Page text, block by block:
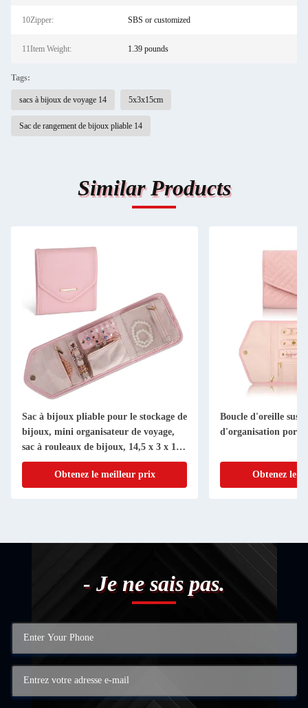
10Zipper: SBS or customized
11Item Weight: ‎1.39 pounds
Tags:
sacs à bijoux de voyage 14 5x3x15cm
Sac de rangement de bijoux pliable 14
Similar Products
Sac à bijoux pliable pour le stockage de
bijoux, mini organisateur de voyage,
sac à rouleaux de bijoux, 14,5 x 3 x 15
cm
Obtenez le meilleur prix
Boucle d'oreille
d'organisation
Obtenez le
- Je ne sais pas.